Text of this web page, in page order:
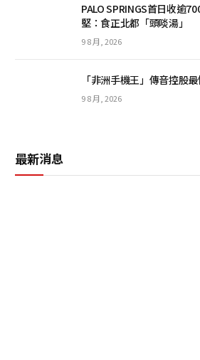
PALO SPRINGS首日收逾
堅：食正北都「頭啖湯」
9 8 月, 2026
「非洲手機王」傳音控股
9 8 月, 2026
最新消息